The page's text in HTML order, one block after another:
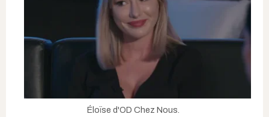
Éloïse d'OD Chez Nous.